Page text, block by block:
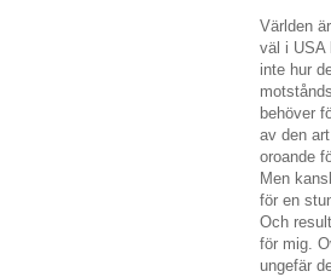
Världen
väl i USA
inte hur
behöver
av den
oroande
Men
för en
Och
för mig.
ungefär